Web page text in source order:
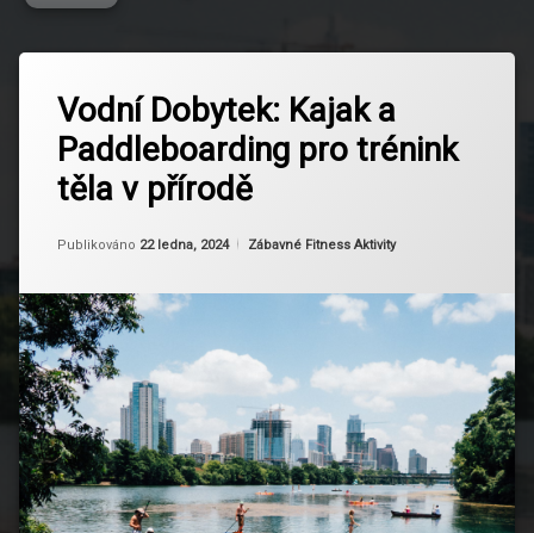
Vodní Dobytek: Kajak a
Paddleboarding pro trénink
těla v přírodě
Publikováno 22 ledna, 2024
Aktualizováno 22 ledna, 2024
Od Ruby
Kategorie:
Zábavné Fitness Aktivity
Aktivní
životní
styl
příroda
Kajak
Lokality
pro
vodní
sporty
Motivace
komentář
na
Vodní
Dobytek:
Kajak
a
pro
těla
v
přírodě